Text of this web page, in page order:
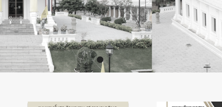
Rama9 Slide3
Rama9 Slide
Rama9 Slide2
แบบพระอุโบสถวัดพระราม ๙